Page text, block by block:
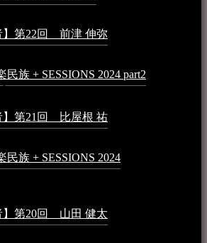
】第22回 前津 伸弥
族 + SESSIONS 2024 part2
】第21回 比屋根 祐
民族 + SESSIONS 2024
】第20回 山田 健太